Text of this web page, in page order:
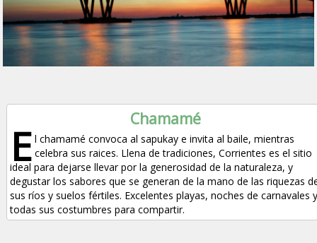
Chamamé
E l chamamé convoca al sapukay e invita al baile, mientras
celebra sus raices. Llena de tradiciones, Corrientes es el sitio
ideal para dejarse llevar por la generosidad de la naturaleza, y
degustar los sabores que se generan de la mano de las riquezas
sus ríos y suelos fértiles. Excelentes playas, noches de carnavales
todas sus costumbres para compartir.